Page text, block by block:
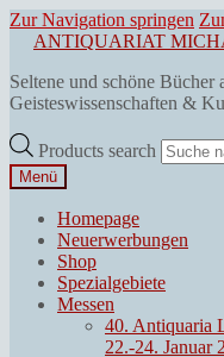
Zur Navigation springen
ANTIQUARIAT
Seltene und schöne Bücher
Geisteswissenschaften &
Products search
Menü
Homepage
Neuerwerbungen
Shop
Spezialgebiete
Messen
40. Antiquaria
22.-24. Januar